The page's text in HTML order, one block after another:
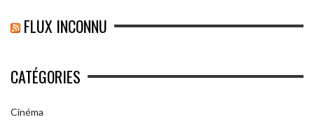
FLUX INCONNU
CATÉGORIES
Cinéma